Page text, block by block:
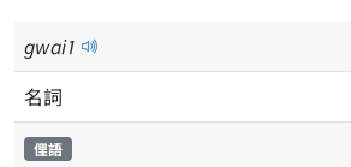
gwai1
名詞
俚語